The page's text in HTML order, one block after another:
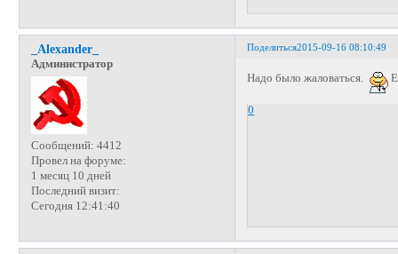
Поделиться2015-09-16 08:10:49
_Alexander_
Администратор
Сообщений: 4412
Провел на форуме:
1 месяц 10 дней
Последний визит:
Сегодня 12:41:40
Надо было жаловаться.
0